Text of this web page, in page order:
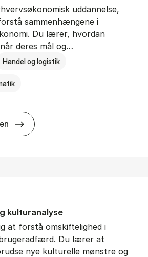
uddannelse,
sammenhængene i
Du lærer, hvordan
deres mål og…
Handel og logistik
HA al­men erhvervs­økonomi
kul­tu­r­a­na­ly­se
at forstå omskiftelighed i
Du lærer at
nye kulturelle mønstre og